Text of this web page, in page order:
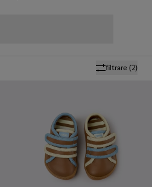
filtrare (2)